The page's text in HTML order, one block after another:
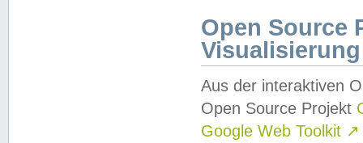
Open Source
Visualisierung
Aus der interaktiven
Open Source Projekt
Google Web Toolkit ↗